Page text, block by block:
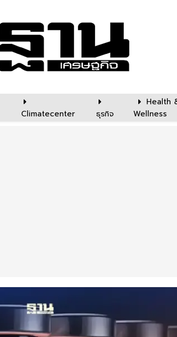
Climatecenter ธุรกิจ
Health
Wellness